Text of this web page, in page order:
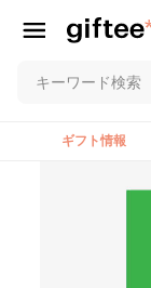
ギフト情報